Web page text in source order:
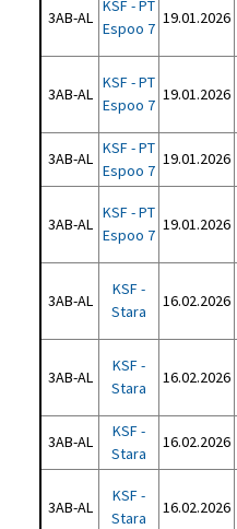
3AB-AL
KSF - PT
Espoo 7
19.01.2026
3AB-AL
KSF - PT
Espoo 7
19.01.2026
3AB-AL
KSF - PT
Espoo 7
19.01.2026
3AB-AL
KSF - PT
Espoo 7
19.01.2026
3AB-AL
KSF -
Stara
16.02.2026
3AB-AL
KSF -
Stara
16.02.2026
3AB-AL
KSF -
Stara
16.02.2026
3AB-AL
KSF -
Stara
16.02.2026